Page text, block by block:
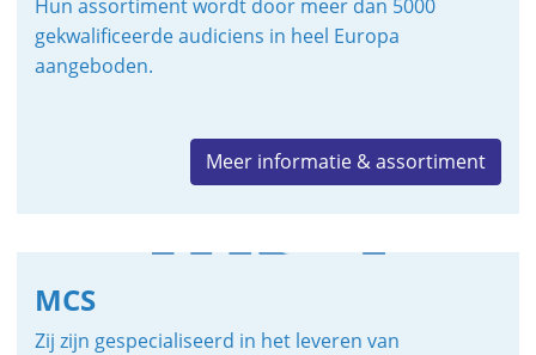
Hun assortiment wordt door meer dan 5000
gekwalificeerde audiciens in heel Europa
aangeboden.
Meer informatie & assortiment
MCS
Zij zijn gespecialiseerd in het leveren van